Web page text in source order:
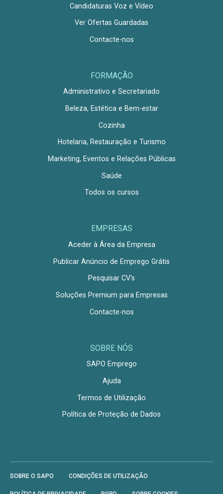
Candidaturas Voz e Vídeo
Ver Ofertas Guardadas
Contacte-nos
FORMAÇÃO
Administrativo e Secretariado
Beleza, Estética e Bem-estar
Cozinha
Hotelaria, Restauração e Turismo
Marketing, Eventos e Relações Públicas
Saúde
Todos os cursos
EMPRESAS
Aceder à Área da Empresa
Publicar Anúncio de Emprego Grátis
Pesquisar CV's
Soluções Premium para Empresas
Contacte-nos
SOBRE NÓS
SAPO Emprego
Ajuda
Termos de Utilização
Política de Proteção de Dados
SOBRE O SAPO CONDIÇÕES DE UTILIZAÇÃO